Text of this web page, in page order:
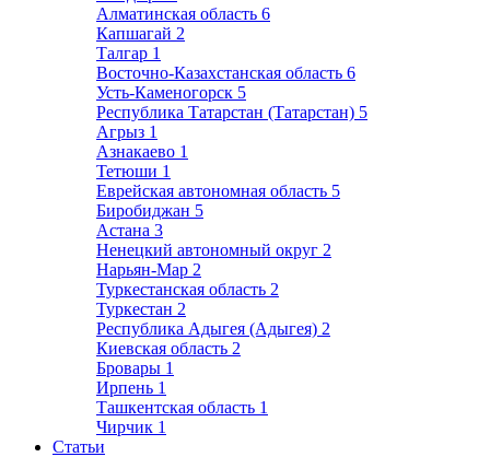
Алматинская область 6
Капшагай 2
Талгар 1
Восточно-Казахстанская область 6
Усть-Каменогорск 5
Республика Татарстан (Татарстан) 5
Агрыз 1
Азнакаево 1
Тетюши 1
Еврейская автономная область 5
Биробиджан 5
Астана 3
Ненецкий автономный округ 2
Нарьян-Мар 2
Туркестанская область 2
Туркестан 2
Республика Адыгея (Адыгея) 2
Киевская область 2
Бровары 1
Ирпень 1
Ташкентская область 1
Чирчик 1
Статьи